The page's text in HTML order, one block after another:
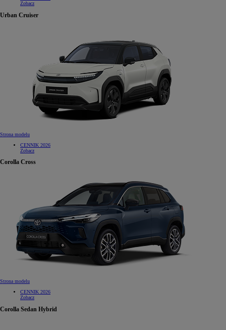
Zobacz
Urban Cruiser
Strona modelu
CENNIK 2026
Zobacz
Corolla Cross
Strona modelu
CENNIK 2026
Zobacz
Corolla Sedan Hybrid